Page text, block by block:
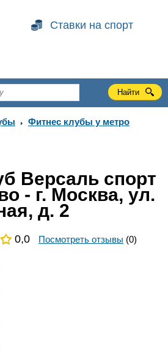
Ставки на спорт
Фитнес клубы у метро
Версаль спорт
- г. Москва, ул.
д. 2
0,0 Посмотреть отзывы (0)